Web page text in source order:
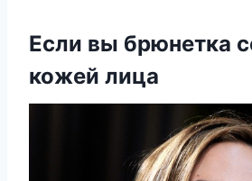
Если вы брюнетка
кожей лица